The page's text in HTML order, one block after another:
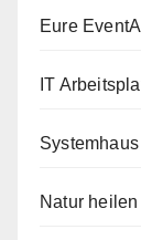
Eure
IT
Natur heilen